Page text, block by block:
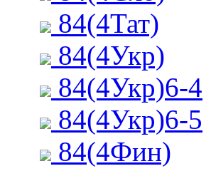
84(4Тат)
84(4Укр)
84(4Укр)6-4
84(4Укр)6-5
84(4Фин)